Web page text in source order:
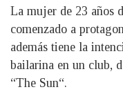
La mujer de 23 años
comenzado a
además tiene la
bailarina en un club,
“The Sun“.